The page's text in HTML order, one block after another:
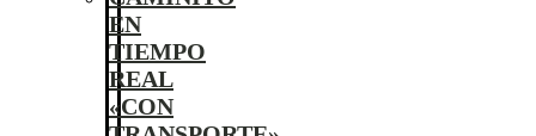
EN
TIEMPO
REAL
«CON